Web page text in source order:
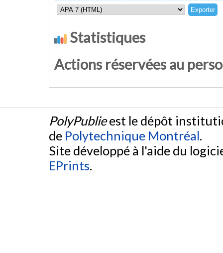
Statistiques
Actions réservées au
PolyPublieest le dépôt
de Polytechnique Montréal.
Site développé à l'aide du
EPrints.